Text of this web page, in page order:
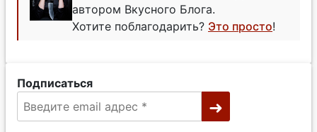
автором Вкусного Блога.
Хотите поблагодарить? Это просто!
Подписаться